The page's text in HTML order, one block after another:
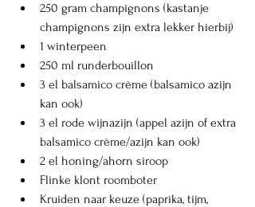
250 gram champignons (kastanje
champignons zijn extra lekker hierbij)
1 winterpeen
250 ml runderbouillon
3 el balsamico crème (balsamico azijn
kan ook)
3 el rode wijnazijn (appel azijn of extra
balsamico crème/azijn kan ook)
2 el honing/ahorn siroop
Flinke klont roomboter
Kruiden naar keuze (paprika, tijm,